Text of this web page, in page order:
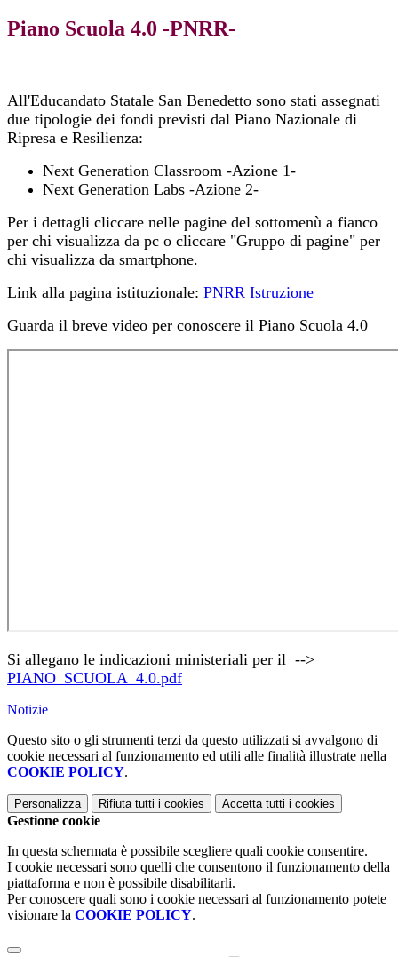
Piano Scuola 4.0 -PNRR-
All'Educandato Statale San Benedetto sono stati assegnati
due tipologie dei fondi previsti dal Piano Nazionale di
Ripresa e Resilienza:
Next Generation Classroom -Azione 1-
Next Generation Labs -Azione 2-
Per i dettagli cliccare nelle pagine del sottomenù a fianco
per chi visualizza da pc o cliccare "Gruppo di pagine" per
chi visualizza da smartphone.
Link alla pagina istituzionale: PNRR Istruzione
Guarda il breve video per conoscere il Piano Scuola 4.0
Si allegano le indicazioni ministeriali per il -->
PIANO_SCUOLA_4.0.pdf
Notizie
Questo sito o gli strumenti terzi da questo utilizzati si avvalgono di
cookie necessari al funzionamento ed utili alle finalità illustrate nella
COOKIE POLICY.
Personalizza Rifiuta tutti i cookies Accetta tutti i cookies
Gestione cookie
In questa schermata è possibile scegliere quali cookie consentire.
I cookie necessari sono quelli che consentono il funzionamento della
piattaforma e non è possibile disabilitarli.
Per conoscere quali sono i cookie necessari al funzionamento potete
visionare la COOKIE POLICY.